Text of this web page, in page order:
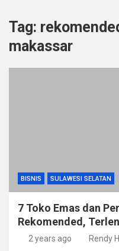
Tag:
makassar
BISNIS SULAWESI SELATAN
7 Toko Emas dan
Rekomended,
2 years ago Rendy